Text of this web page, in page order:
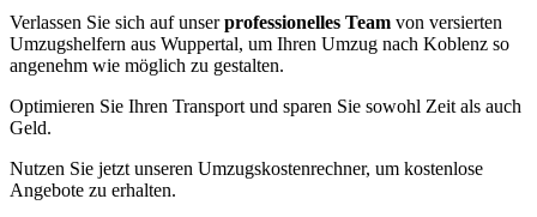
Verlassen Sie sich auf unserprofessionelles Team von versierten
Umzugshelfern aus Wuppertal, um Ihren Umzug nach Koblenz so
angenehm wie möglich zu gestalten.
Optimieren Sie Ihren Transport und sparen Sie sowohl Zeit als auch
Geld.
Nutzen Sie jetzt unseren Umzugskostenrechner, um kostenlose
Angebote zu erhalten.